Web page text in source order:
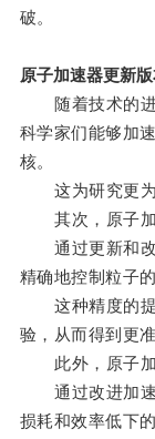
破。
原子加速器更新
随着技术的进
科学家们能够加
核。
这为研究更为
其次，原子加
通过更新和改
精确地控制粒子
这种精度的提
验，从而得到更
此外，原子加
通过改进加速
损耗和效率低下